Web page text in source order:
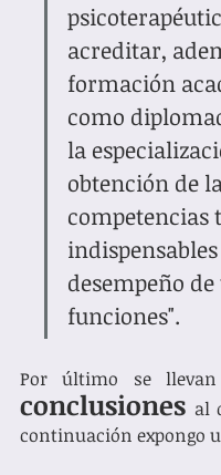
acreditar,
formación
como
la
obtención de
competencias
desempeño
funciones".
conclusiones al
continuación expongo